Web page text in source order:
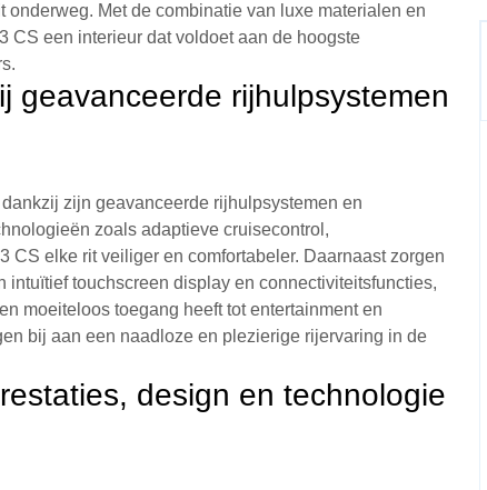
Met de combinatie van luxe materialen en
CS een interieur dat voldoet aan de hoogste
geavanceerde rijhulpsystemen
zijn geavanceerde rijhulpsystemen en
zoals adaptieve cruisecontrol,
CS elke rit veiliger en comfortabeler. Daarnaast zorgen
touchscreen display en connectiviteitsfuncties,
moeiteloos toegang heeft tot entertainment en
bij aan een naadloze en plezierige rijervaring in de
design en technologie